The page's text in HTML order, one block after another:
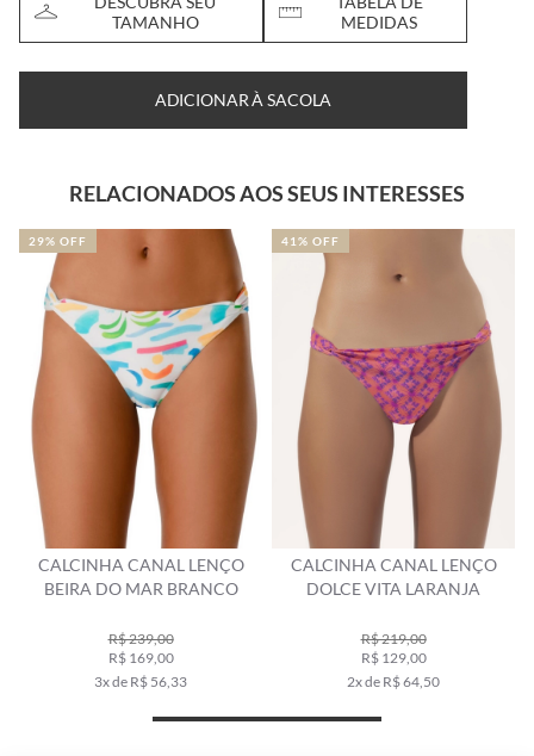
TAMANHO
MEDIDAS
ADICIONAR À SACOLA
RELACIONADOS AOS SEUS INTERESSES
CALCINHA CANAL LENÇO
DOLCE VITA LARANJA
R$ 219,00
R$ 129,00
2x de R$ 64,50
41% OFF
CALCINHA CANAL LENÇO
DOTS BRANCO
R$ 179,00
R$ 129,00
2x de R$ 64,50
28% OFF